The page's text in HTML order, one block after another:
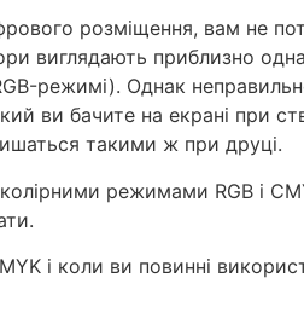
розміщення, вам не
виглядають приблизно
режимі). Однак
ви бачите на екрані при
такими ж при друці.
режимами RGB і
і коли ви повинні